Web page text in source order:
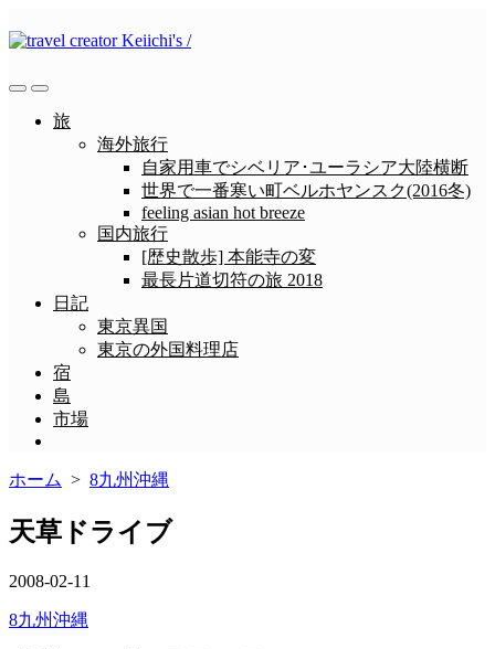
ン
ン
検
メ
ニ 旅
海外旅行
自家用車でシベリア･ユーラシア大陸横断
世界で一番寒い町ベルホヤンスク(2016冬)
feeling asian hot breeze
国内旅行
[歴史散歩] 本能寺の変
最長片道切符の旅 2018
日記
東京異国
東京の外国料理店
宿
島
市場
ュ
を
閉
る
ホーム > 8九州沖縄
天草ドライブ
公
日
2008-02-11
カ
8九州沖縄